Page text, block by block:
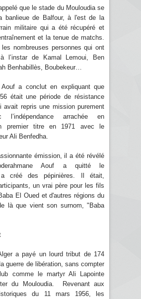
que le stade du Mouloudia se
banlieue de Balfour, à l'est de la
militaire qui a été récupéré et
et la tenue de matchs.
les nombreuses personnes qui ont
l’instar de Kamal Lemoui, Ben
Benhabillès, Boubekeur…
a conclut en expliquant que
était une période de résistance
avait repris une mission purement
l’indépendance arrachée en
premier titre en 1971 avec le
Ali Benfedha.
émission, il a été révélé
Aouf a quitté le
créé des pépinières. Il était,
un vrai père pour les fils
El Oued et d'autres régions du
là que vient son surnom, "Baba
a payé un lourd tribut de 174
guerre de libération, sans compter
comme le martyr Ali Lapointe
du Mouloudia. Revenant aux
du 11 mars 1956, les